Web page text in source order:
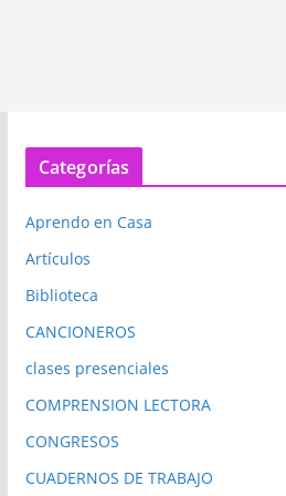
Categorías
Aprendo en Casa
Artículos
Biblioteca
CANCIONEROS
clases presenciales
COMPRENSION LECTORA
CONGRESOS
CUADERNOS DE TRABAJO